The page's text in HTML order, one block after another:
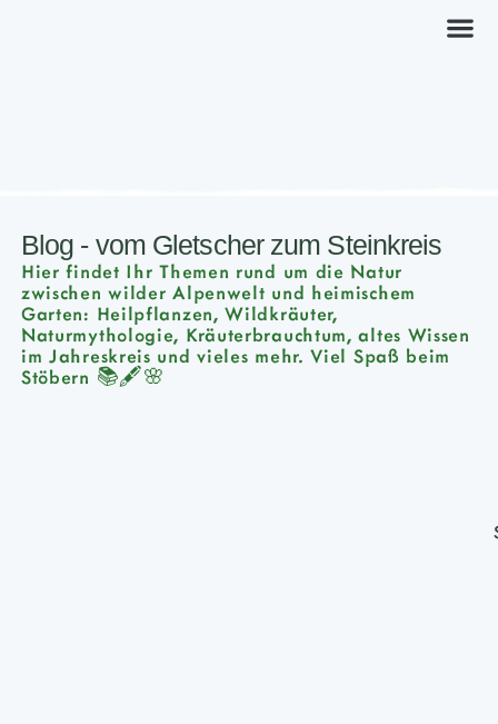
Blog - vom Gletscher zum Steinkreis
Hier findet Ihr Themen rund um die Natur
zwischen wilder Alpenwelt und heimischem
Garten: Heilpflanzen, Wildkräuter,
Naturmythologie, Kräuterbrauchtum, altes Wissen
im Jahreskreis und vieles mehr. Viel Spaß beim
Stöbern 📚🖋🌸